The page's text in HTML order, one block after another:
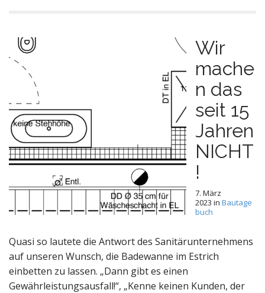
Wir
mache
n das
seit 15
Jahren
NICHT
!
7. März
2023 in Bautage
buch
Quasi so lautete die Antwort des Sanitärunternehmens
auf unseren Wunsch, die Badewanne im Estrich
einbetten zu lassen. „Dann gibt es einen
Gewährleistungsausfall!“, „Kenne keinen Kunden, der